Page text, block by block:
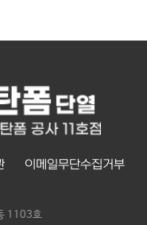
이메일무단수집거부
1103호